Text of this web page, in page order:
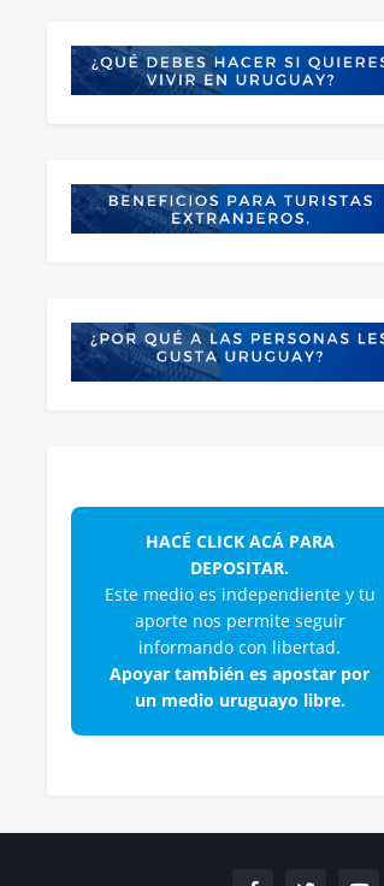
HACÉ CLICK ACÁ PARA
DEPOSITAR.
Este medio es independiente y tu
aporte nos permite seguir
informando con libertad.
Apoyar también es apostar por
un medio uruguayo libre.